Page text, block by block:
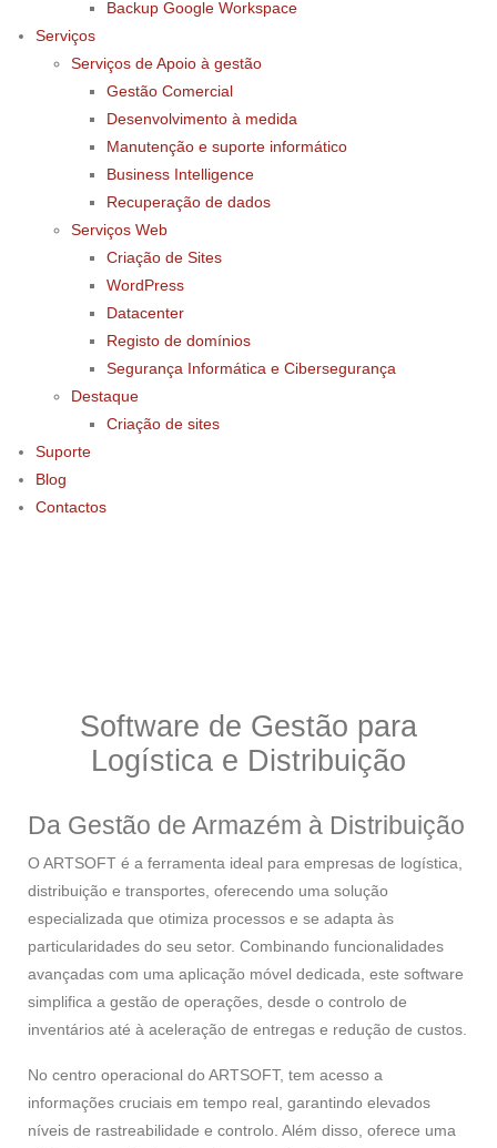
Backup Google Workspace
Serviços
Serviços de Apoio à gestão
Gestão Comercial
Desenvolvimento à medida
Manutenção e suporte informático
Business Intelligence
Recuperação de dados
Serviços Web
Criação de Sites
WordPress
Datacenter
Registo de domínios
Segurança Informática e Cibersegurança
Destaque
Criação de sites
Suporte
Blog
Contactos
Software de Gestão para
Logística e Distribuição
Da Gestão de Armazém à Distribuição
O ARTSOFT é a ferramenta ideal para empresas de logística,
distribuição e transportes, oferecendo uma solução
especializada que otimiza processos e se adapta às
particularidades do seu setor. Combinando funcionalidades
avançadas com uma aplicação móvel dedicada, este software
simplifica a gestão de operações, desde o controlo de
inventários até à aceleração de entregas e redução de custos.
No centro operacional do ARTSOFT, tem acesso a
informações cruciais em tempo real, garantindo elevados
níveis de rastreabilidade e controlo. Além disso, oferece uma